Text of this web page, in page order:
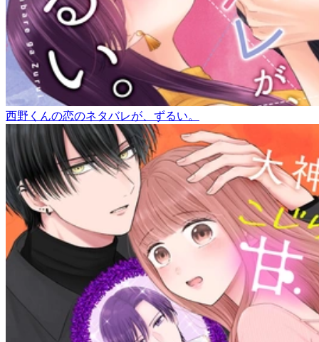
西野くんの恋のネタバレが、ずるい。